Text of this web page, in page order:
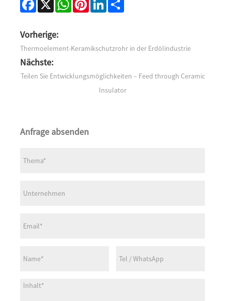
Vorherige:
Thermoelement-Keramikschutzrohr in der Erdölindustrie
Nächste:
Teilen Sie Entwicklungsmöglichkeiten – Feed through Ceramic
Insulator
Anfrage absenden